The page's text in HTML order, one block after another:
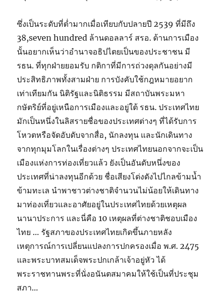
ซึ่งเป็นระดับที่ต่ำมากเมื่อเทียบกับปลายปี 2539 ที่มีถึง
38,seven hundred ล้านดอลลาร์ สรอ. ด้านการเมือง
นั้นอยากเห็นว่าอำนาจอธิปไตยเป็นของประชาชน มี
รธน. ที่ทุกฝ่ายยอมรับ กติกาที่มีการถ่วงดุลกันอย่างมี
ประสิทธิภาพทั้งสามฝ่าย การบังคับใช้กฎหมายอยาก
เท่าเทียมกัน นิติรัฐและนิติธรรม มีสถาบันพระมหา
กษัตริย์ที่อยู่เหนือการเมืองและอยู่ใต้ รธน. ประเทศไทย
มักเป็นหนึ่งในลิสรายชื่อของประเทศต่างๆ ที่ได้รับการ
โหวตหรือจัดอับดับจากสื่อ, นักลงทุน และนักเดินทาง
จากทุกมุมโลกในเรื่องต่างๆ ประเทศไทยนอกจากจะเป็น
เมืองแห่งการท่องเที่ยวแล้ว ยังเป็นอันดับหนึ่งของ
ประเทศที่น่าลงทุนอีกด้วย ชื่อเสียงโด่งดังไปไกลข้ามน้ำ
ข้ามทะเล นำพาชาวต่างชาติจำนวนไม่น้อยให้เดินทาง
มาท่องเที่ยวและอาศัยอยู่ในประเทศไทยด้วยเหตุผล
นานาประการ และนี่คือ 10 เหตุผลที่ต่างชาติชอบเมือง
ไทย … รัฐสภาของประเทศไทยเกิดขึ้นภายหลัง
เหตุการณ์การเปลี่ยนแปลงการปกครองเมื่อ พ.ศ. 2475
และพระบาทสมเด็จพระปกเกล้าเจ้าอยู่หัว ได้
พระราชทานพระที่นั่งอนันตสมาคมให้ใช้เป็นที่ประชุม
สภา…